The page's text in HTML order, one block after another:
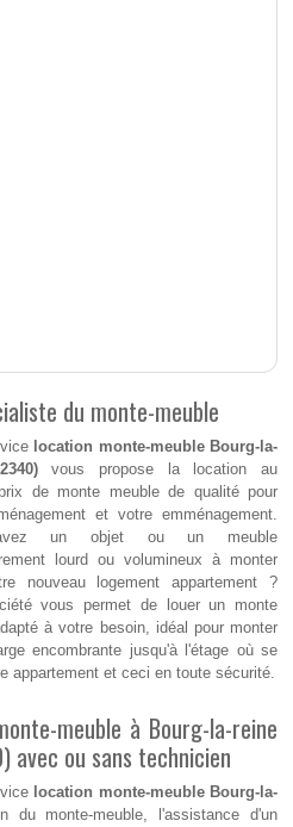
du monte-meuble
location monte-meuble Bourg-la-
vous propose la location au
de monte meuble de qualité pour
et votre emménagement.
un objet ou un meuble
lourd ou volumineux à monter
nouveau logement appartement ?
vous permet de louer un monte
à votre besoin, idéal pour monter
encombrante jusqu'à l'étage où se
appartement et ceci en toute sécurité.
meuble à Bourg-la-reine
avec ou sans technicien
location monte-meuble Bourg-la-
monte-meuble, l'assistance d'un